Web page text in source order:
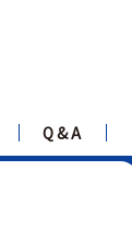
Q&A